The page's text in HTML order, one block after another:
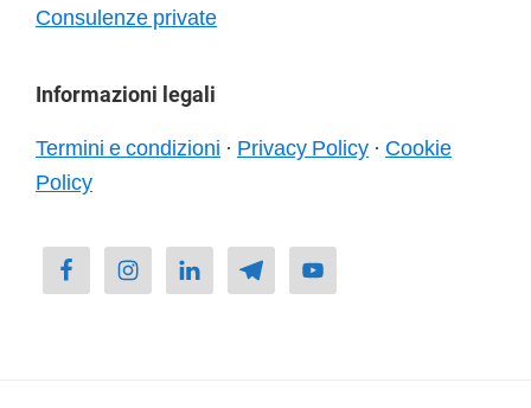
Consulenze private
Informazioni legali
Termini e condizioni · Privacy Policy · Cookie
Policy